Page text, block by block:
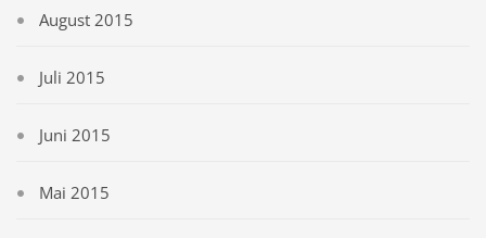
August 2015
Juli 2015
Juni 2015
Mai 2015